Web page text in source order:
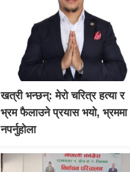
खत्री भन्छन्: मेरो चरित्र हत्या र
भ्रम फैलाउने प्रयास भयो, भ्रममा
नपर्नुहोला